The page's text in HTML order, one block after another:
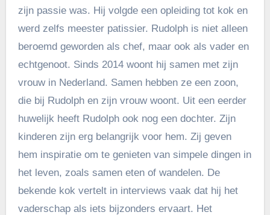
zijn passie was. Hij volgde een opleiding tot kok en
werd zelfs meester patissier. Rudolph is niet alleen
beroemd geworden als chef, maar ook als vader en
echtgenoot. Sinds 2014 woont hij samen met zijn
vrouw in Nederland. Samen hebben ze een zoon,
die bij Rudolph en zijn vrouw woont. Uit een eerder
huwelijk heeft Rudolph ook nog een dochter. Zijn
kinderen zijn erg belangrijk voor hem. Zij geven
hem inspiratie om te genieten van simpele dingen in
het leven, zoals samen eten of wandelen. De
bekende kok vertelt in interviews vaak dat hij het
vaderschap als iets bijzonders ervaart. Het